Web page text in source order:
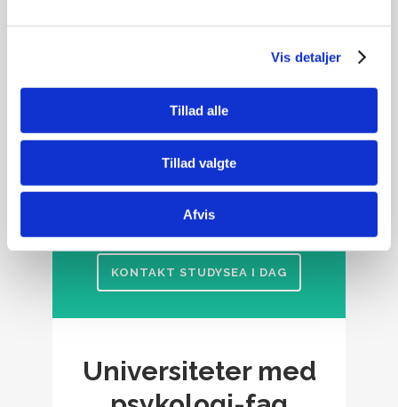
Vis detaljer
Tillad alle
Tillad valgte
Afvis
HAR DU SPØRGSMÅL ELLER
ER DU KLAR TIL AT SØGE
KONTAKT STUDYSEA I DAG
Universiteter med